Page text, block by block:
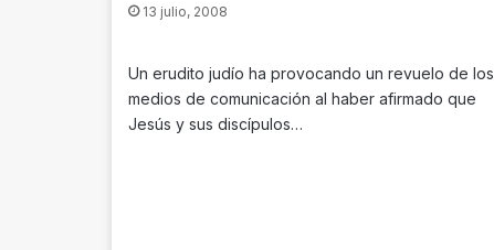
13 julio, 2008
Un erudito judío ha provocando un revuelo de los
medios de comunicación al haber afirmado que
Jesús y sus discípulos…